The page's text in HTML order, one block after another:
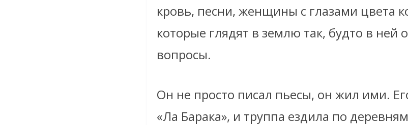
кровь, песни, женщины с глазами цвета
которые глядят в землю так, будто в ней
вопросы.
Он не просто писал пьесы, он жил ими.
«Ла Барака», и труппа ездила по